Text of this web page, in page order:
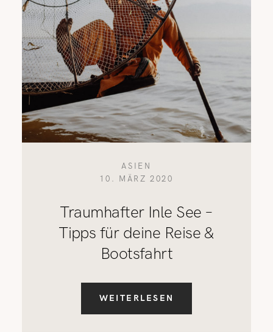
ASIEN
10. MÄRZ 2020
Traumhafter Inle See –
Tipps für deine Reise &
Bootsfahrt
WEITERLESEN